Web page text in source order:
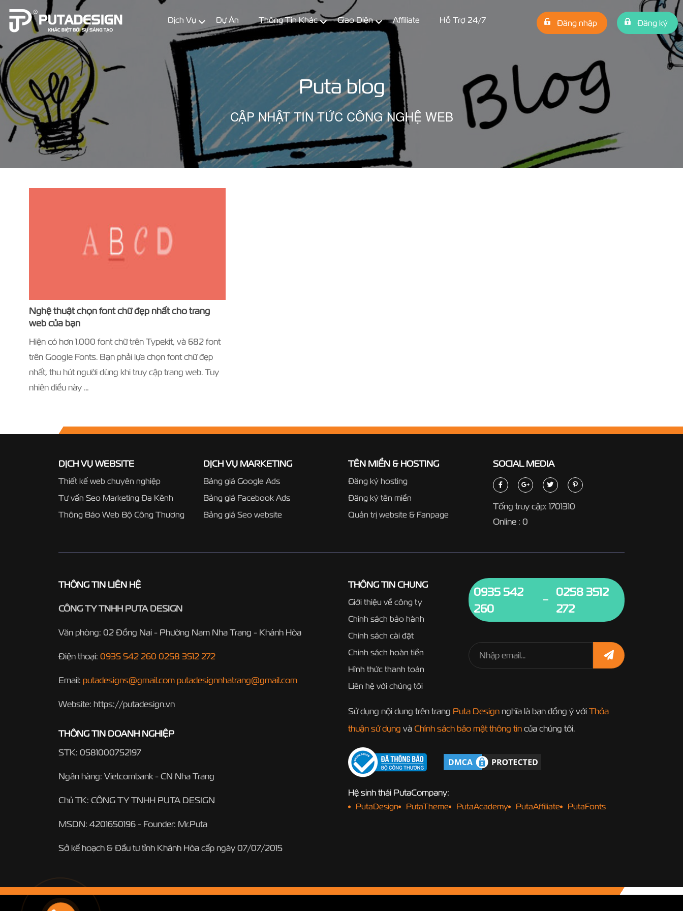
Dịch Vụ Dự Án Thông Tin Khác Giao Diện Affiliate Hỗ Trợ 24/7 Đăng nhập Đăng ký
Puta blog
CẬP NHẬT TIN TỨC CÔNG NGHỆ WEB
Nghệ thuật chọn font chữ đẹp nhất cho trang
web của bạn
Hiện có hơn 1.000 font chữ trên Typekit, và 682 font
trên Google Fonts. Bạn phải lựa chọn font chữ đẹp
nhất, thu hút người dùng khi truy cập trang web. Tuy
nhiên điều này …
DỊCH VỤ WEBSITE
Thiết kế web chuyên nghiệp
Tư vấn Seo Marketing Đa Kênh
Thông Báo Web Bộ Công Thương
DỊCH VỤ MARKETING
Bảng giá Google Ads
Bảng giá Facebook Ads
Bảng giá Seo website
TÊN MIỀN & HOSTING
Đăng ký hosting
Đăng ký tên miền
Quản trị website & Fanpage
SOCIAL MEDIA
Tổng truy cập: 1701310
Online : 0
THÔNG TIN LIÊN HỆ
CÔNG TY TNHH PUTA DESIGN
Văn phòng: 02 Đồng Nai - Phường Nam Nha Trang - Khánh Hòa
Điện thoại: 0935 542 260 0258 3512 272
Email: putadesigns@gmail.com putadesignnhatrang@gmail.com
Website: https://putadesign.vn
THÔNG TIN DOANH NGHIỆP
STK: 0581000752197
Ngân hàng: Vietcombank - CN Nha Trang
Chủ TK: CÔNG TY TNHH PUTA DESIGN
MSDN: 4201650196 - Founder: Mr.Puta
Sở kế hoạch & Đầu tư tỉnh Khánh Hòa cấp ngày 07/07/2015
THÔNG TIN CHUNG
Giới thiệu về công ty
Chính sách bảo hành
Chính sách cài đặt
Chính sách hoàn tiền
Hình thức thanh toán
Liên hệ với chúng tôi
0935 542
260
0258 3512
272
Sử dụng nội dung trên trang Puta Designnghĩa là bạn đồng ý với Thỏa
thuận sử dụng và Chính sách bảo mật thông tincủa chúng tôi.
Hệ sinh thái PutaCompany:
PutaDesign PutaTheme PutaAcademy PutaAffiliate PutaFonts